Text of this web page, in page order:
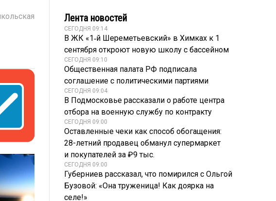
Лента новостей
СЕГОДНЯ 09:14
В ЖК «1‑й Шереметьевский» в Химках к 1
сентября откроют новую школу с бассейном
СЕГОДНЯ 09:10
Общественная палата РФ подписала
соглашение с политическими партиями
СЕГОДНЯ 09:04
В Подмосковье рассказали о работе центра
отбора на военную службу по контракту
СЕГОДНЯ 09:00
Оставленные чеки как способ обогащения:
28-летний продавец обманул супермаркет
и покупателей за ₽9 тыс.
СЕГОДНЯ 09:00
Губерниев рассказал, что помирился с Ольгой
Бузовой: «Она труженица! Как доярка на
селе!»